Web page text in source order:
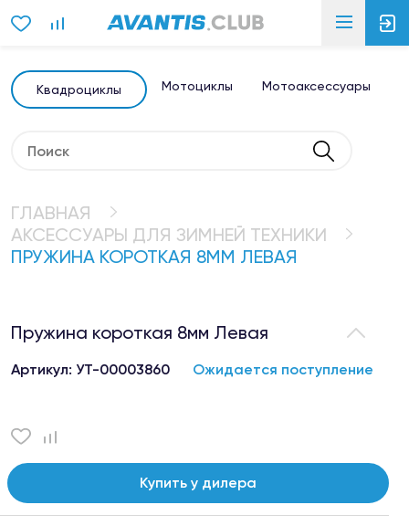
Квадроциклы Мотоциклы Мотоаксессуары
ГЛАВНАЯ
АКСЕССУАРЫ ДЛЯ ЗИМНЕЙ ТЕХНИКИ
ПРУЖИНА КОРОТКАЯ 8ММ ЛЕВАЯ
Пружина короткая 8мм Левая
Артикул: УТ-00003860 Ожидается поступление
Купить у дилера